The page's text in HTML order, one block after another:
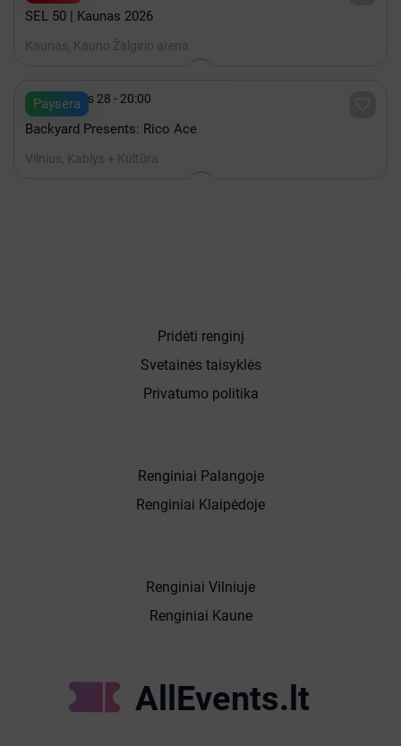
SEL 50 | Kaunas 2026
Kaunas, Kauno Žalgirio arena
Paysera
 Rugpjūtis 28 - 20:00
Backyard Presents: Rico Ace
Vilnius, Kablys + Kultūra
AllEvents.lt
Renginiai Vilniuje
Renginiai Kaune
Renginiai Palangoje
Renginiai Klaipėdoje
Pridėti renginį
Svetainės taisyklės
Privatumo politika